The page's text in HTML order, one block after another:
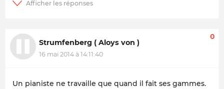
Strumfenberg ( Aloys von )
16 mai 2014 à 14:11:40
0
Un pianiste ne travaille que quand il fait ses gammes.